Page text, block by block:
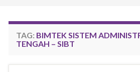
TAG: BIMTEK SISTEM
TENGAH – SIBT